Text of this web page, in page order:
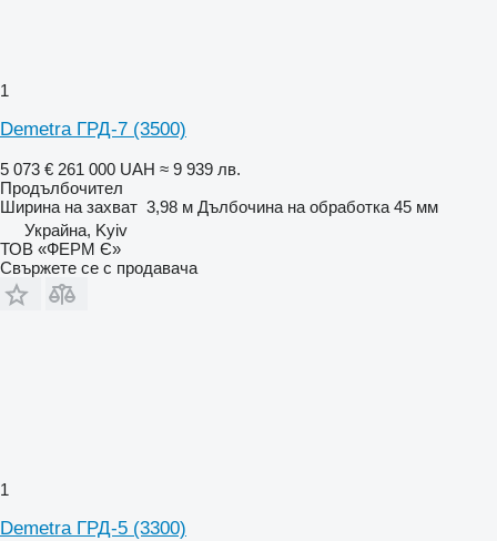
1
Demetra ГРД-7 (3500)
5 073 € 261 000 UAH ≈ 9 939 лв.
Продълбочител
Ширина на захват 3,98 м Дълбочина на обработка 45 мм
Украйна, Kyiv
ТОВ «ФЕРМ Є»
Свържете се с продавача
1
Demetra ГРД-5 (3300)